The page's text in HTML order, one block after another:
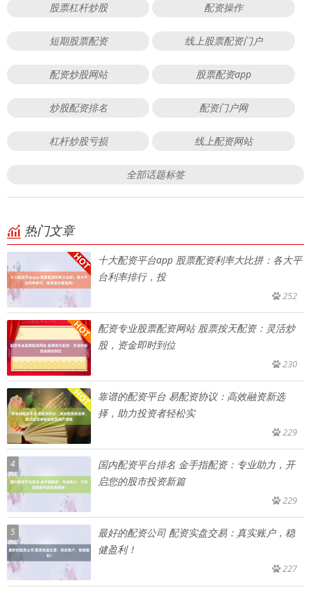
股票杠杆炒股 配资操作
短期股票配资 线上股票配资门户
配资炒股网站 股票配资app
炒股配资排名 配资门户网
杠杆炒股亏损 线上配资网站
全部话题标签
热门文章
十大配资平台app 股票配资利率大比拼：各大平
台利率排行，投
252
配资专业股票配资网站 股票按天配资：灵活炒
股，资金即时到位
230
靠谱的配资平台 易配资协议：高效融资新选
择，助力投资者轻松实
229
4
国内配资平台排名 金手指配资：专业助力，开
启您的股市投资新篇
229
5
最好的配资公司 配资实盘交易：真实账户，稳
健盈利！
227